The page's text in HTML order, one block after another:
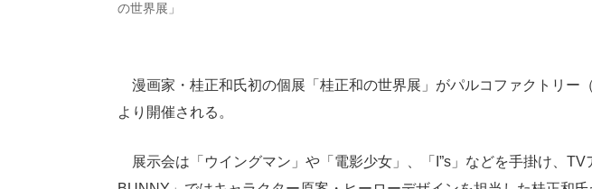
の世界展」
漫画家・桂正和氏初の個展「桂正和の世界展」がパルコファクトリー
より開催される。
展示会は「ウイングマン」や「電影少女」、「I”s」などを手掛け、TV